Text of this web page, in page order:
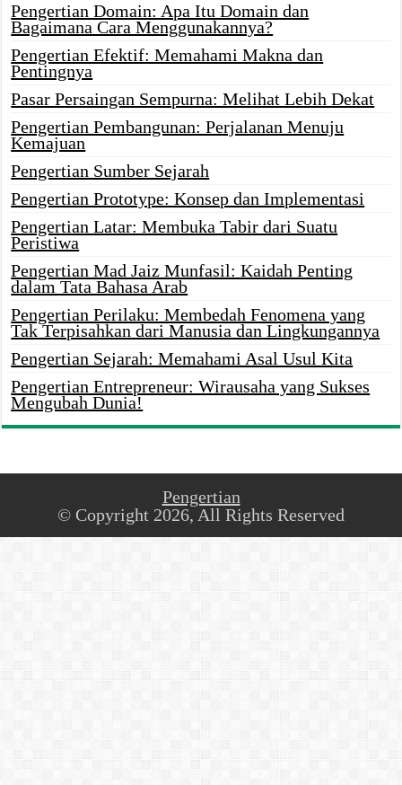
Pengertian Domain: Apa Itu Domain dan
Bagaimana Cara Menggunakannya?
Pengertian Efektif: Memahami Makna dan
Pentingnya
Pasar Persaingan Sempurna: Melihat Lebih Dekat
Pengertian Pembangunan: Perjalanan Menuju
Kemajuan
Pengertian Sumber Sejarah
Pengertian Prototype: Konsep dan Implementasi
Pengertian Latar: Membuka Tabir dari Suatu
Peristiwa
Pengertian Mad Jaiz Munfasil: Kaidah Penting
dalam Tata Bahasa Arab
Pengertian Perilaku: Membedah Fenomena yang
Tak Terpisahkan dari Manusia dan Lingkungannya
Pengertian Sejarah: Memahami Asal Usul Kita
Pengertian Entrepreneur: Wirausaha yang Sukses
Mengubah Dunia!
Pengertian
© Copyright 2026, All Rights Reserved